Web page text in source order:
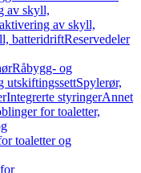
av skyll,
av skyll,
batteridriftReservedeler
Råbygg- og
utskiftingssettSpylerør,
Integrerte styringerAnnet
for toaletter,
toaletter og